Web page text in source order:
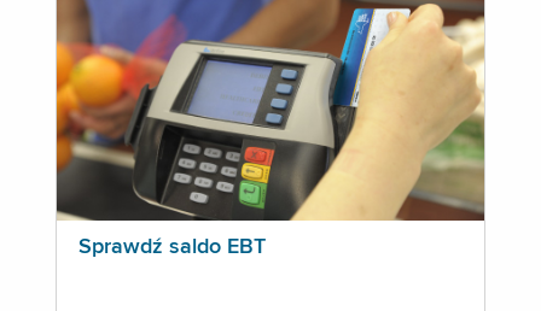
Sprawdź saldo EBT